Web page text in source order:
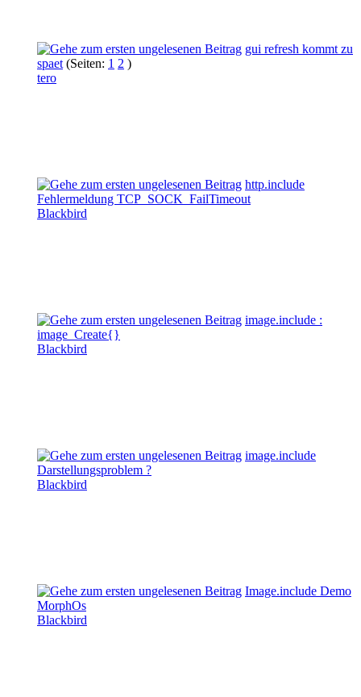
gui refresh kommt zu
spaet (Seiten: 1 2 )
tero
http.include
Fehlermeldung TCP_SOCK_FailTimeout
Blackbird
image.include :
image_Create{}
Blackbird
image.include
Darstellungsproblem ?
Blackbird
Image.include Demo
MorphOs
Blackbird